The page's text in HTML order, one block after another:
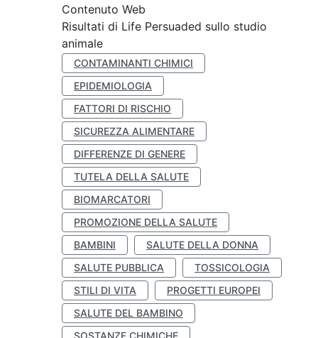
Contenuto Web
Risultati di Life Persuaded sullo studio
animale
CONTAMINANTI CHIMICI
EPIDEMIOLOGIA
FATTORI DI RISCHIO
SICUREZZA ALIMENTARE
DIFFERENZE DI GENERE
TUTELA DELLA SALUTE
BIOMARCATORI
PROMOZIONE DELLA SALUTE
BAMBINI
SALUTE DELLA DONNA
SALUTE PUBBLICA
TOSSICOLOGIA
STILI DI VITA
PROGETTI EUROPEI
SALUTE DEL BAMBINO
SOSTANZE CHIMICHE